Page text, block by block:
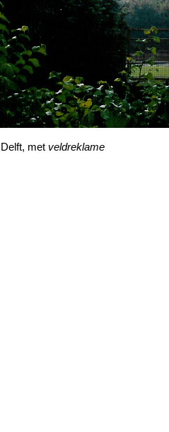
met veldreklame